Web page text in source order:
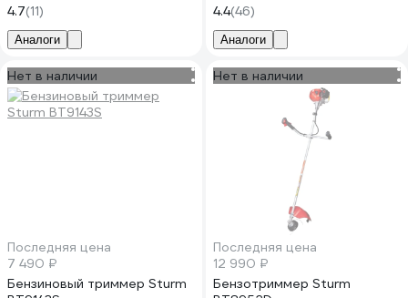
4.7(11)
Аналоги
4.4(46)
Аналоги
Нет в наличии
Последняя цена
7 490 ₽
Бензиновый триммер Sturm
Нет в наличии
Последняя цена
12 990 ₽
Бензотриммер Sturm